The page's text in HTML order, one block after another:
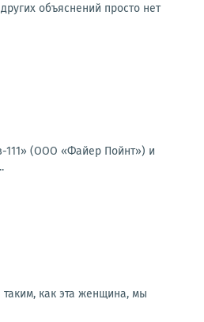
объяснений просто нет
111» (ООО «Файер Пойнт») и
как эта женщина, мы